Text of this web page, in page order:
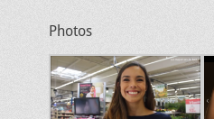
Photos